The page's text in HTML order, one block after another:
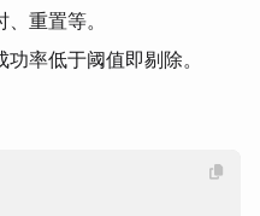
重置等。
功率低于阈值即剔除。